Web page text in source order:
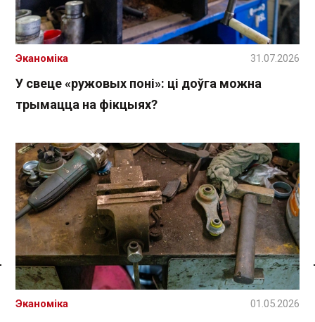
Спасылка без VPN
У свеце «ружовых поні»: ці доўга можна
трымацца на фікцыях?
Эканоміка 31.07.2026
Эканоміка 01.05.2026